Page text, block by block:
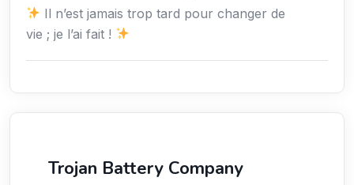
Il n’est jamais trop tard pour changer de
vie ; je l’ai fait !
Trojan Battery Company